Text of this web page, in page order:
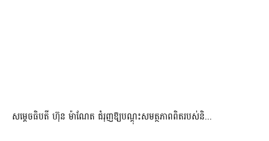
សម្តេចធិបតី ហ៊ុន ម៉ាណែត ជំរុញឱ្យបណ្តុះសមត្ថភាពពិតរបស់និ...